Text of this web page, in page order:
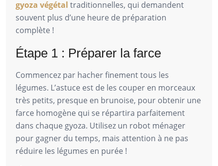
gyoza végétal traditionnelles, qui demandent
souvent plus d’une heure de préparation
complète !
Étape 1 : Préparer la farce
Commencez par hacher finement tous les
légumes. L’astuce est de les couper en morceaux
très petits, presque en brunoise, pour obtenir une
farce homogène qui se répartira parfaitement
dans chaque gyoza. Utilisez un robot ménager
pour gagner du temps, mais attention à ne pas
réduire les légumes en purée !